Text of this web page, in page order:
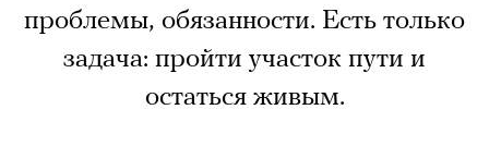
проблемы, обязанности. Есть только
задача: пройти участок пути и
остаться живым.